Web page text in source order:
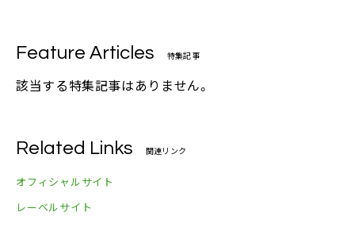
Feature Articles 特集記事
該当する特集記事はありません。
Related Links 関連リンク
オフィシャルサイト
レーベルサイト